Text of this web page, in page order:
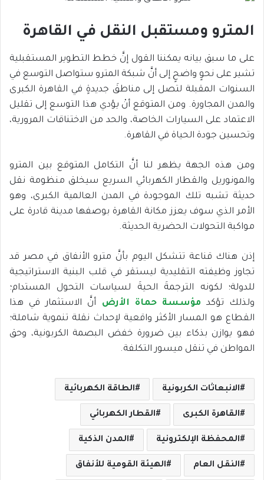
المترو ومستقبل النقل في القاهرة
على ما سبق بيانه يمكننا القول إنَّ خطط التطوير المستقبلية
تشير على نحوٍ واضحٍ إلى أنَّ شبكة المترو ستواصل التوسع في
السنوات المقبلة لتصل إلى مناطقَ جديدةٍ في القاهرة الكبرى
والمدن المجاورة. ومن المتوقع أنْ يؤدي هذا التوسع إلى تقليل
الاعتماد على السيارات الخاصة، والحد من الاختناقات المرورية،
وتحسين جودة الحياة في القاهرة.
ومن هذه الجهة يظهر لنا أنَّ التكامل المتوقع بين المترو
والمونوريل والقطار الكهربائي السريع سيخلق منظومة نقل
حديثة تشبه تلك الموجودة في المدن العالمية الكبرى، وهو
الأمر الذي سوف يعزز مكانة القاهرة بوصفها مدينة قادرة على
مواكبة التحولات الحضرية الحديثة.
إذن هناك قناعة تتشكل اليوم بأنَّ مترو الأنفاق في مصر قد
تجاوز وظيفته التقليدية ليستقر في قلب البنية الاستراتيجية
للدولة؛ لكونه الترجمةَ الحيةَ لسياسات التحول المستدام؛
ولذلك تؤكد مؤسسة حماة الأرض
أنَّ الاستثمار في هذا
القطاع هو المسار الأكثر واقعية لإحداث نقلة تنموية شاملة؛
فهو يوازن بذكاء بين ضرورة خفض البصمة الكربونية، وحق
المواطن في تنقل ميسور التكلفة.
الانبعاثات الكربونية الطاقة الكهربائية
القاهرة الكبرى القطار الكهربائي
المحفظة الإلكترونية المدن الذكية
النقل العام الهيئة القومية للأنفاق